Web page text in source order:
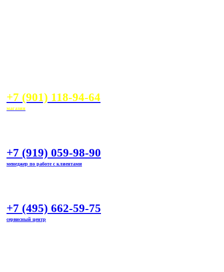
+7 (901) 118-94-64
магазин
+7 (919) 059-98-90
менеджер по работе с клиентами
+7 (495) 662-59-75
сервисный центр